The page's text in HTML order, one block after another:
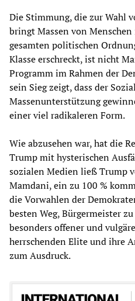
Die Stimmung, die zur Wahl
bringt Massen von
gesamten politischen
Klasse erschreckt, ist nicht
Programm im Rahmen der
sein Sieg zeigt, dass der
Massenunterstützung
einer viel radikaleren Form.
Wie abzusehen war, hat die
Trump mit hysterischen
sozialen Medien ließ Trump
Mamdani, ein zu 100 %
die Vorwahlen der
besten Weg, Bürgermeister
besonders offener und
herrschenden Elite und ihre
zum Ausdruck.